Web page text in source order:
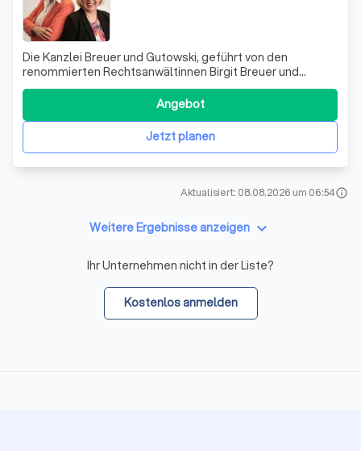
Die Kanzlei Breuer und Gutowski, geführt von den
renommierten Rechtsanwältinnen Birgit Breuer und
Partnerin, ist eine angesehene Anwaltskanzlei in
Hückeswagen. Wir sind stolz darauf, Mitglieder der
Rechtsanwaltskammer Köln zu sein, die als unser
zuständiges Aufsichtsorgan fungiert. Unsere Berufsbeze
Jetzt planen
Angebot
Aktualisiert: 08.08.2026 um 06:54info
Weitere Ergebnisse anzeigen keyboard_arrow_down
Ihr Unternehmen nicht in der Liste?
Kostenlos anmelden